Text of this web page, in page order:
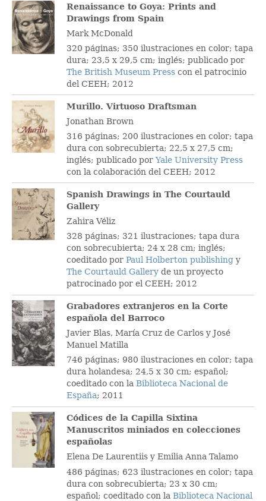
Renaissance to Goya: Prints and
Drawings from Spain
Mark McDonald
320 páginas; 350 ilustraciones en color; tapa
dura; 23,5 x 29,5 cm; inglés; publicado por
The British Museum Press con el patrocinio
del CEEH; 2012
Murillo. Virtuoso Draftsman
Jonathan Brown
316 páginas; 200 ilustraciones en color; tapa
dura con sobrecubierta; 22,5 x 27,5 cm;
inglés; publicado porYale University Press
con la colaboración del CEEH; 2012
Spanish Drawings in The Courtauld
Gallery
Zahira Véliz
328 páginas; 321 ilustraciones; tapa dura
con sobrecubierta; 24 x 28 cm; inglés;
coeditado por Paul Holberton publishing y
The Courtauld Gallery de un proyecto
patrocinado por el CEEH; 2012
Grabadores extranjeros en la Corte
española del Barroco
Javier Blas, María Cruz de Carlos y José
Manuel Matilla
746 páginas; 980 ilustraciones en color; tapa
dura holandesa; 24,5 x 30 cm; español;
coeditado con la Biblioteca Nacional de
España; 2011
Códices de la Capilla Sixtina
Manuscritos miniados en colecciones
españolas
Elena De Laurentiis y Emilia Anna Talamo
486 páginas; 623 ilustraciones en color; tapa
dura con sobrecubierta; 23 x 30 cm;
español; coeditado con la Biblioteca Nacional